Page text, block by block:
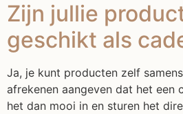
Zijn jullie
geschikt als
Ja, je kunt producten zelf
afrekenen aangeven dat het een
het dan mooi in en sturen het